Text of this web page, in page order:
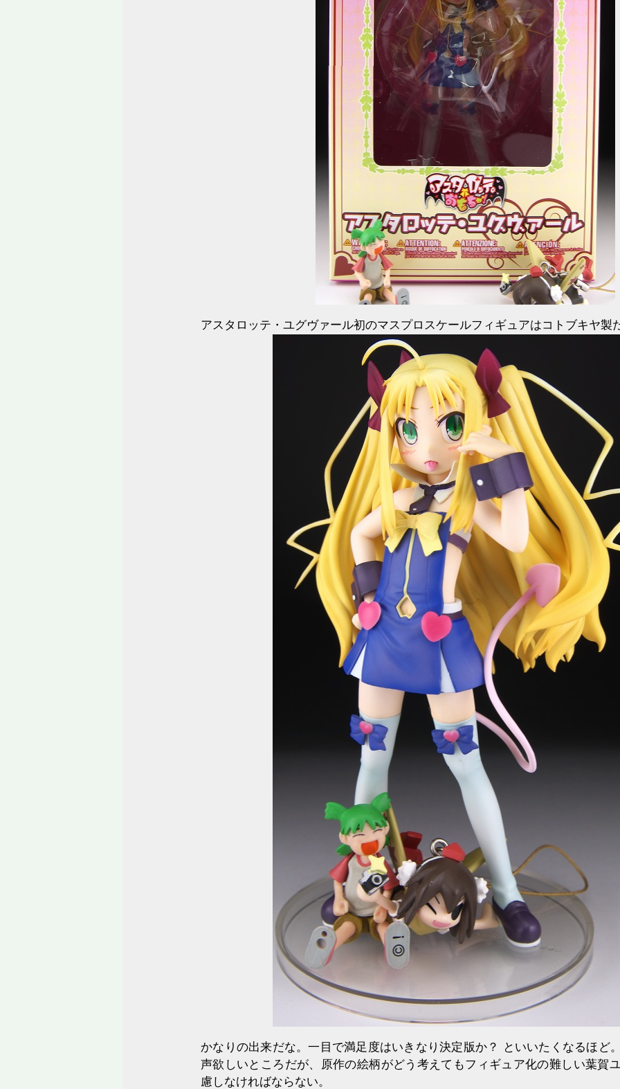
アスタロッテ・ユグヴァール初のマスプロスケールフィギュアはコトブキヤ製
かなりの出来だな。一目で満足度はいきなり決定版か？ といいたくなるほど
声欲しいところだが、原作の絵柄がどう考えてもフィギュア化の難しい葉賀
慮しなければならない。